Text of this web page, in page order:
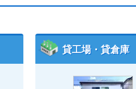
貸工場・貸倉庫